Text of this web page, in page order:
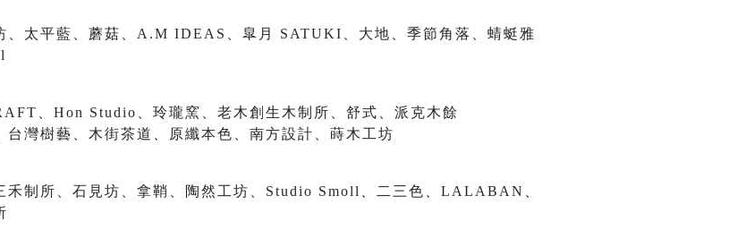
、太平藍、蘑菇、A.M IDEAS、皐月 SATUKI、大地、季節角落、蜻蜓雅
、Hon Studio、玲瓏窯、老木創生木制所、舒式、派克木餘
灣樹藝、木街茶道、原纖本色、南方設計、蒔木工坊
禾制所、石見坊、拿鞘、陶然工坊、Studio Smoll、二三色、LALABAN、